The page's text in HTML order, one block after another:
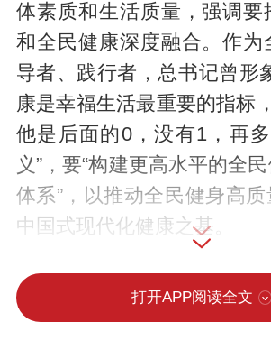
体素质和生活质量，强调要
和全民健康深度融合。作为
导者、践行者，总书记曾形
康是幸福生活最重要的指标
他是后面的0，没有1，再
义”，要“构建更高水平的全
体系”，以推动全民健身高
中国式现代化健康之基。
今年8月8日是第17个“全
各地正在组织开展丰富多彩
打开APP阅读全文